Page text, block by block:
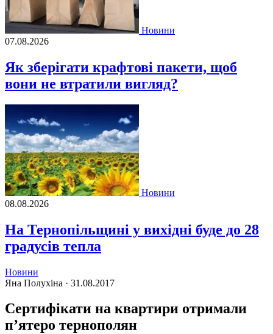
Новини
07.08.2026
Як зберігати крафтові пакети, щоб
вони не втратили вигляд?
Новини
08.08.2026
На Тернопільщині у вихідні буде до 28
градусів тепла
Новини
Яна Полухіна · 31.08.2017
Сертифікати на квартири отримали
п’ятеро тернополян